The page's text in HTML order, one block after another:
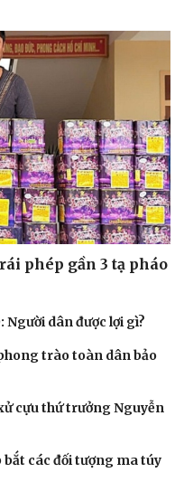
phép gần 3 tạ pháo
dân được lợi gì?
trào toàn dân bảo
cựu thứ trưởng Nguyễn
các đối tượng ma túy